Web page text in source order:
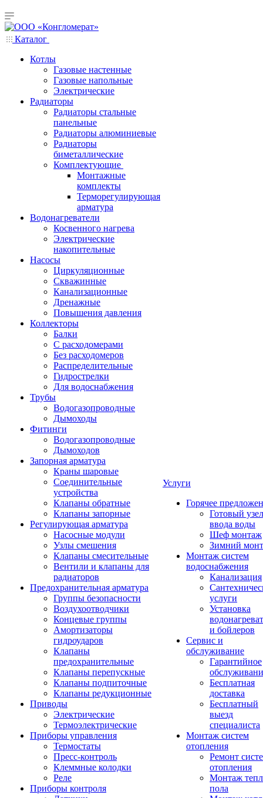
Каталог
Котлы
Газовые настенные
Газовые напольные
Электрические
Радиаторы
Радиаторы стальные
панельные
Радиаторы алюминиевые
Радиаторы
биметаллические
Комплектующие
Монтажные
комплекты
Терморегулирующая
арматура
Водонагреватели
Косвенного нагрева
Электрические
накопительные
Насосы
Циркуляционные
Скважинные
Канализационные
Дренажные
Повышения давления
Коллекторы
Балки
С расходомерами
Без расходомеров
Распределительные
Гидрострелки
Для водоснабжения
Трубы
Водогазопроводные
Дымоходы
Фитинги
Водогазопроводные
Дымоходов
Запорная арматура
Краны шаровые
Соединительные
устройства
Клапаны обратные
Клапаны запорные
Регулирующая арматура
Насосные модули
Узлы смешения
Клапаны смесительные
Вентили и клапаны для
радиаторов
Предохранительная арматура
Группы безопасности
Воздухоотводчики
Концевые группы
Амортизаторы
гидроударов
Клапаны
предохранительные
Клапаны перепускные
Клапаны подпиточные
Клапаны редукционные
Приводы
Электрические
Термоэлектрические
Приборы управления
Термостаты
Пресс-контроль
Клеммные колодки
Реле
Приборы контроля
Услуги
Горячее
Готовый узел
ввода воды
Шеф монтаж
Зимний
Монтаж систем
водоснабжения
Канализация
услуги
Установка
и бойлеров
Сервис и
обслуживание
Гарантийное
Бесплатная
доставка
Бесплатный
выезд
специалиста
Монтаж систем
отопления
Ремонт
отопления
Монтаж
пола